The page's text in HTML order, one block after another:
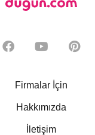
Firmalar İçin
Hakkımızda
İletişim